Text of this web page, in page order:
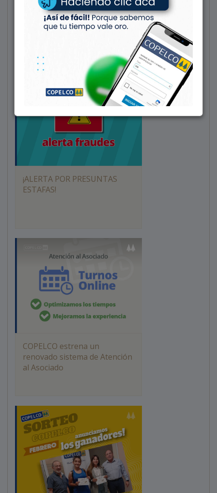
¡COPELCO te invita a participar
del Sorteo de abril!
¡ALERTA POR PRESUNTAS
ESTAFAS!
COPELCO estrena un
renovado sistema de Atención
al Asociado